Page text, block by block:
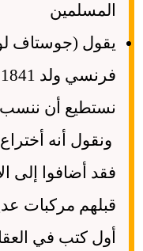
المسلمين
يقول (جوستاف
نستطيع أن ننسب
ونقول أنه
فقد أضافوا إلى
قبلهم مركبات
أول كتب في